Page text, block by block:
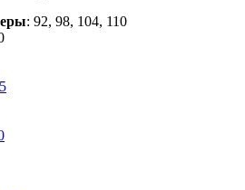
: 92, 98, 104, 110